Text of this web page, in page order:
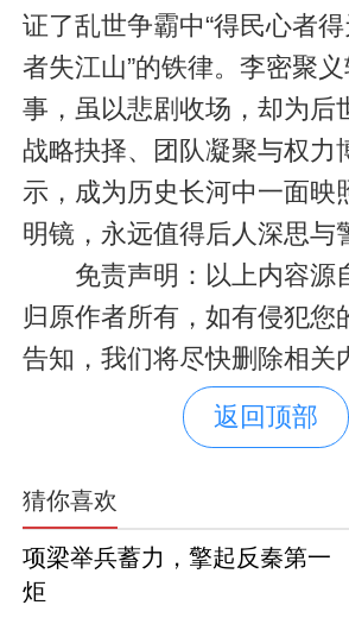
证了乱世争霸中“得民心者
者失江山”的铁律。李密聚
事，虽以悲剧收场，却为后
战略抉择、团队凝聚与权力
示，成为历史长河中一面映
明镜，永远值得后人深思与
免责声明：以上内容源
归原作者所有，如有侵犯您
告知，我们将尽快删除相关
返回顶部
猜你喜欢
项梁举兵蓄力，擎起反秦第一
炬